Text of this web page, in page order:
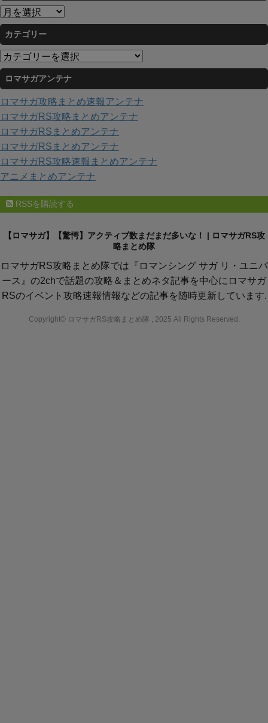
ア
ー
カ
イ
ブ
カテゴリー
カ
テ
ゴ
リ
ー
ロマサガアンテナ
ロマサガ攻略まとめ速報アンテナ
ロマサガRS攻略まとめアンテナ
ロマサガRSまとめアンテナ
ロマサガRSまとめアンテナ
ロマサガRS攻略速報まとめアンテナ
アニメまとめアンテナ
RSSを購読する
【ロマサガ】【驚愕】アクティブ数まだまだ多いな！ | ロマサガRS攻
略まとめ隊
ロマサガRS攻略まとめ隊では『ロマンシング サガ リ・ユニバ
ース』の2chで話題の攻略＆まとめネタ記事を中心にロマサガ
RSのイベント攻略速報情報などの記事を随時更新しています.
Copyright© ロマサガRS攻略まとめ隊 , 2025 All Rights Reserved.